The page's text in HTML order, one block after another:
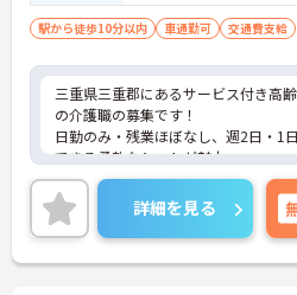
駅から徒歩10分以内 車通勤可 交通費支給
三重県三重郡にあるサービス付き高
の介護職の募集です！
日勤のみ・残業ほぼなし、週2日・1
できる柔軟なシフトが魅力。
資格とやる気があればOK。手厚い研
キャリア支援も充実しています。
利用者様の笑顔のために一所懸命に
ム連携を大切に勤務出来る方を歓迎
ご興味がある方は、ご面接のポイン
詳細を見る